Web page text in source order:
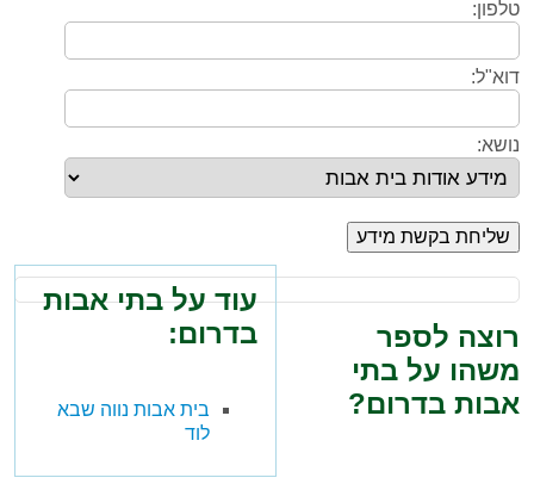
טלפון:
דוא"ל:
נושא:
עוד על בתי אבות
בדרום:
בית אבות נווה שבא
לוד
רוצה לספר
משהו על בתי
אבות בדרום?